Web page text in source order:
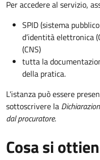
Per accedere al servizio,
SPID (sistema
d’identità elettronica
(CNS)
tutta la
della pratica.
L'istanza può essere
sottoscrivere la
dal procuratore.
Cosa si